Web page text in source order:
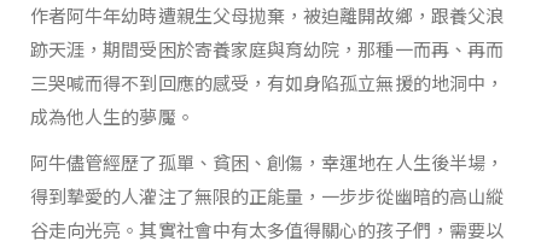
作者阿牛年幼時遭親生父母拋棄，被迫離開故鄉，跟養父浪
跡天涯，期間受困於寄養家庭與育幼院，那種一而再、再而
三哭喊而得不到回應的感受，有如身陷孤立無援的地洞中，
成為他人生的夢魘。
阿牛儘管經歷了孤單、貧困、創傷，幸運地在人生後半場，
得到摯愛的人灌注了無限的正能量，一步步從幽暗的高山縱
谷走向光亮。其實社會中有太多值得關心的孩子們，需要以